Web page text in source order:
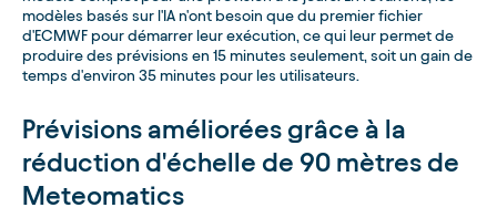
modèles basés sur l'IA n'ont besoin que du premier fichier
d'ECMWF pour démarrer leur exécution, ce qui leur permet de
produire des prévisions en 15 minutes seulement, soit un gain de
temps d'environ 35 minutes pour les utilisateurs.
Prévisions améliorées grâce à la
réduction d'échelle de 90 mètres de
Meteomatics